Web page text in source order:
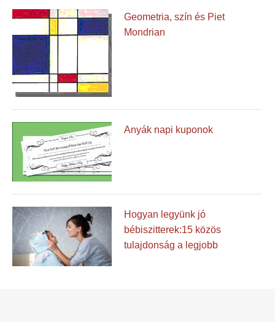
Geometria, szín és Piet
Mondrian
Anyák napi kuponok
Hogyan legyünk jó
bébiszitterek:15 közös
tulajdonság a legjobb